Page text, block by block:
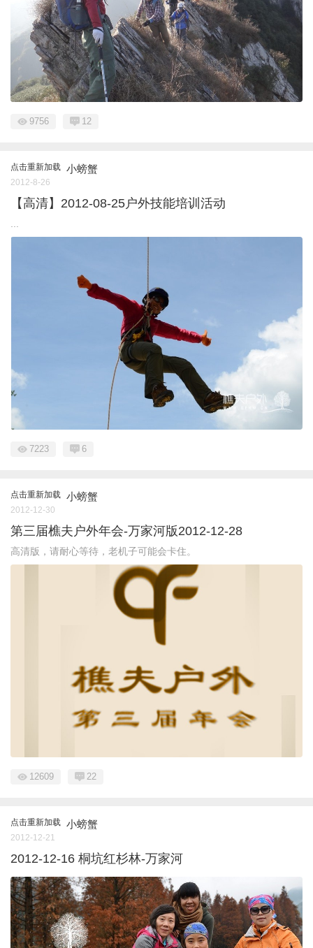
9756 12
点击重新加载 小螃蟹
2012-8-26
【高清】2012-08-25户外技能培训活动
...
7223 6
点击重新加载 小螃蟹
2012-12-30
第三届樵夫户外年会-万家河版2012-12-28
高清版，请耐心等待，老机子可能会卡住。
12609 22
点击重新加载 小螃蟹
2012-12-21
2012-12-16 桐坑红杉林-万家河